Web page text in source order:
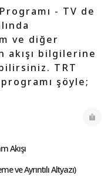
- TV de
ve diğer
akışı bilgilerine
TRT
programı şöyle;
Akışı
ve Ayrıntılı Altyazı)